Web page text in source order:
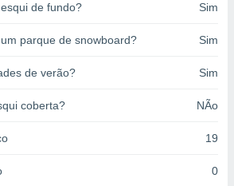
de fundo? Sim
parque de snowboard? Sim
de verão? Sim
coberta? NÃo
19
0